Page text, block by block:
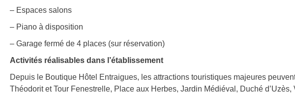
– Espaces salons
– Piano à disposition
– Garage fermé de 4 places (sur réservation)
Activités réalisables dans l’établissement
Depuis le Boutique Hôtel Entraigues, les attractions touristiques majeures
Théodorit et Tour Fenestrelle, Place aux Herbes, Jardin Médiéval, Duché d’Uzès,